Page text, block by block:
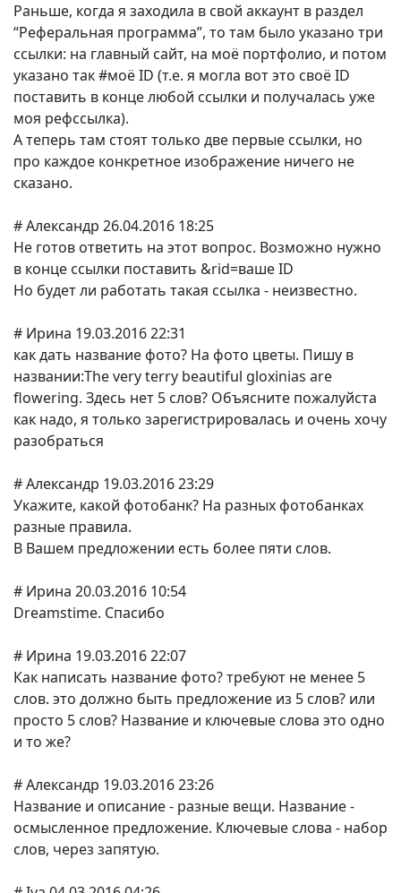
Раньше, когда я заходила в свой аккаунт в раздел
“Реферальная программа”, то там было указано три
ссылки: на главный сайт, на моё портфолио, и потом
указано так #моё ID (т.е. я могла вот это своё ID
поставить в конце любой ссылки и получалась уже
моя рефссылка).
А теперь там стоят только две первые ссылки, но
про каждое конкретное изображение ничего не
сказано.
# Александр 26.04.2016 18:25
Не готов ответить на этот вопрос. Возможно нужно
в конце ссылки поставить &rid=ваше ID
Но будет ли работать такая ссылка - неизвестно.
# Ирина 19.03.2016 22:31
как дать название фото? На фото цветы. Пишу в
названии:The very terry beautiful gloxinias are
flowering. Здесь нет 5 слов? Объясните пожалуйста
как надо, я только зарегистрировалась и очень хочу
разобраться
# Александр 19.03.2016 23:29
Укажите, какой фотобанк? На разных фотобанках
разные правила.
В Вашем предложении есть более пяти слов.
# Ирина 20.03.2016 10:54
Dreamstime. Спасибо
# Ирина 19.03.2016 22:07
Как написать название фото? требуют не менее 5
слов. это должно быть предложение из 5 слов? или
просто 5 слов? Название и ключевые слова это одно
и то же?
# Александр 19.03.2016 23:26
Название и описание - разные вещи. Название -
осмысленное предложение. Ключевые слова - набор
слов, через запятую.